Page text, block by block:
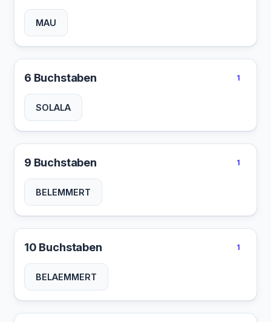
MAU
6 Buchstaben 1
SOLALA
9 Buchstaben 1
BELEMMERT
10 Buchstaben 1
BELAEMMERT